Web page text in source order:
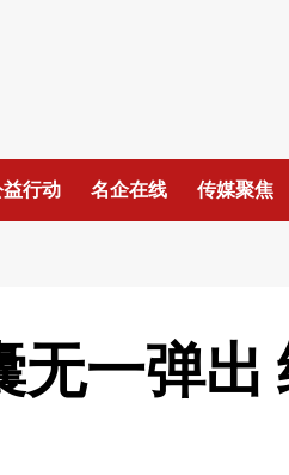
行动 名企在线 传媒聚焦
一弹出